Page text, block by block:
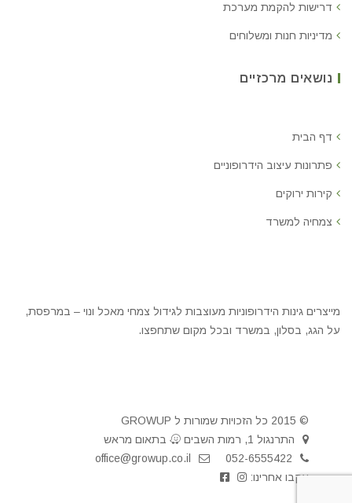
דרישות להקמת מערכת
מדיניות חנות ומשלוחים
נושאים מרכזיים
דף הבית
פתרונות עיצוב הידרופוניים
קירות ירוקים
צמחיה למשרד
מייצרים גינות הידרופוניות מעוצבות לגידול צמחי מאכל ונוי – במרפסת,
על הגג, בסלון, במשרד ובכל מקום שתחפצו.
© 2015 כל הזכויות שמורות ל GROWUP
התרנגול 1, רמות השבים
בתאום מראש
052-6555422
office@growup.co.il
עקבו אחרינו: